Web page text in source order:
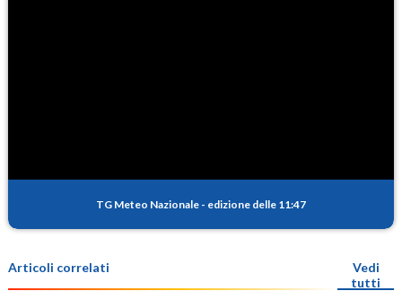
TG Meteo Nazionale - edizione delle 11:47
Articoli correlati
Vedi
tutti